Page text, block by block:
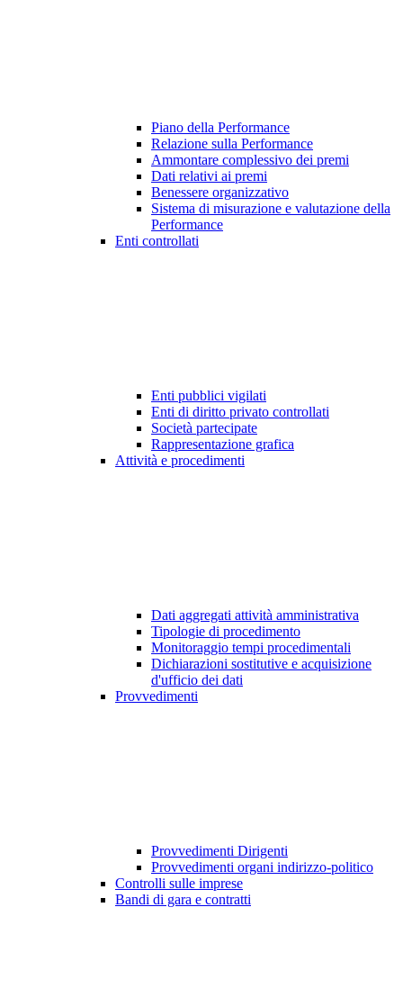
Piano della Performance
Relazione sulla Performance
Ammontare complessivo dei premi
Dati relativi ai premi
Benessere organizzativo
Sistema di misurazione e valutazione della
Performance
Enti controllati
Enti pubblici vigilati
Enti di diritto privato controllati
Società partecipate
Rappresentazione grafica
Attività e procedimenti
Dati aggregati attività amministrativa
Tipologie di procedimento
Monitoraggio tempi procedimentali
Dichiarazioni sostitutive e acquisizione
d'ufficio dei dati
Provvedimenti
Provvedimenti Dirigenti
Provvedimenti organi indirizzo-politico
Controlli sulle imprese
Bandi di gara e contratti